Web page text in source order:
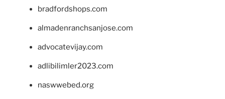
bradfordshops.com
almadenranchsanjose.com
advocatevijay.com
adlibilimler2023.com
naswwebed.org